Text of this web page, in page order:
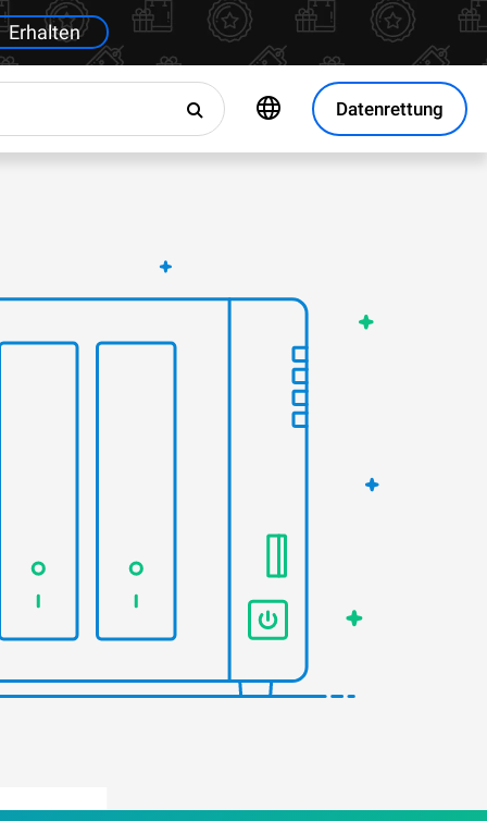
Erhalten
Datenrettung